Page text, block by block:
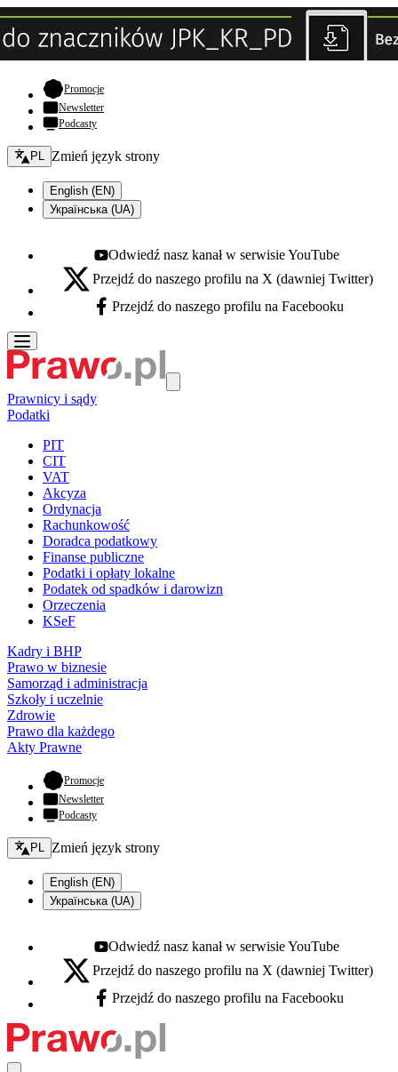
Promocje- otwiera się w nowej karcie
Newsletter
Podcasty
Zmień język - bieżący:
PL Zmień język strony
English (EN)
Українська (UA)
Youtube - otwiera się w nowej karcie
Odwiedź nasz kanał w serwisie YouTube
X - otwiera się w nowej karcie
Przejdź do naszego profilu na X (dawniej Twitter)
Facebook - otwiera się w nowej karcie
Przejdź do naszego profilu na Facebooku
Prawnicy i sądy
Podatki
PIT
CIT
VAT
Akcyza
Ordynacja
Rachunkowość
Doradca podatkowy
Finanse publiczne
Podatki i opłaty lokalne
Podatek od spadków i darowizn
Orzeczenia
KSeF
Kadry i BHP
Prawo w biznesie
Samorząd i administracja
Szkoły i uczelnie
Zdrowie
Prawo dla każdego
Akty Prawne
Promocje- otwiera się w nowej karcie
Newsletter
Podcasty
Zmień język - bieżący:
PL Zmień język strony
English (EN)
Українська (UA)
Youtube - otwiera się w nowej karcie
Odwiedź nasz kanał w serwisie YouTube
X - otwiera się w nowej karcie
Przejdź do naszego profilu na X (dawniej Twitter)
Facebook - otwiera się w nowej karcie
Przejdź do naszego profilu na Facebooku